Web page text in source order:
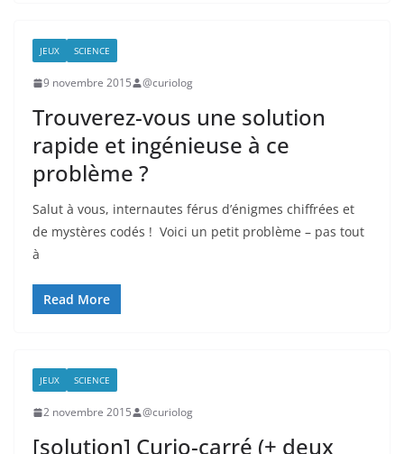
JEUX SCIENCE
9 novembre 2015 @curiolog
Trouverez-vous une solution
rapide et ingénieuse à ce
problème ?
Salut à vous, internautes férus d’énigmes chiffrées et
de mystères codés ! Voici un petit problème – pas tout
à
Read More
JEUX SCIENCE
2 novembre 2015 @curiolog
[solution] Curio-carré (+ deux